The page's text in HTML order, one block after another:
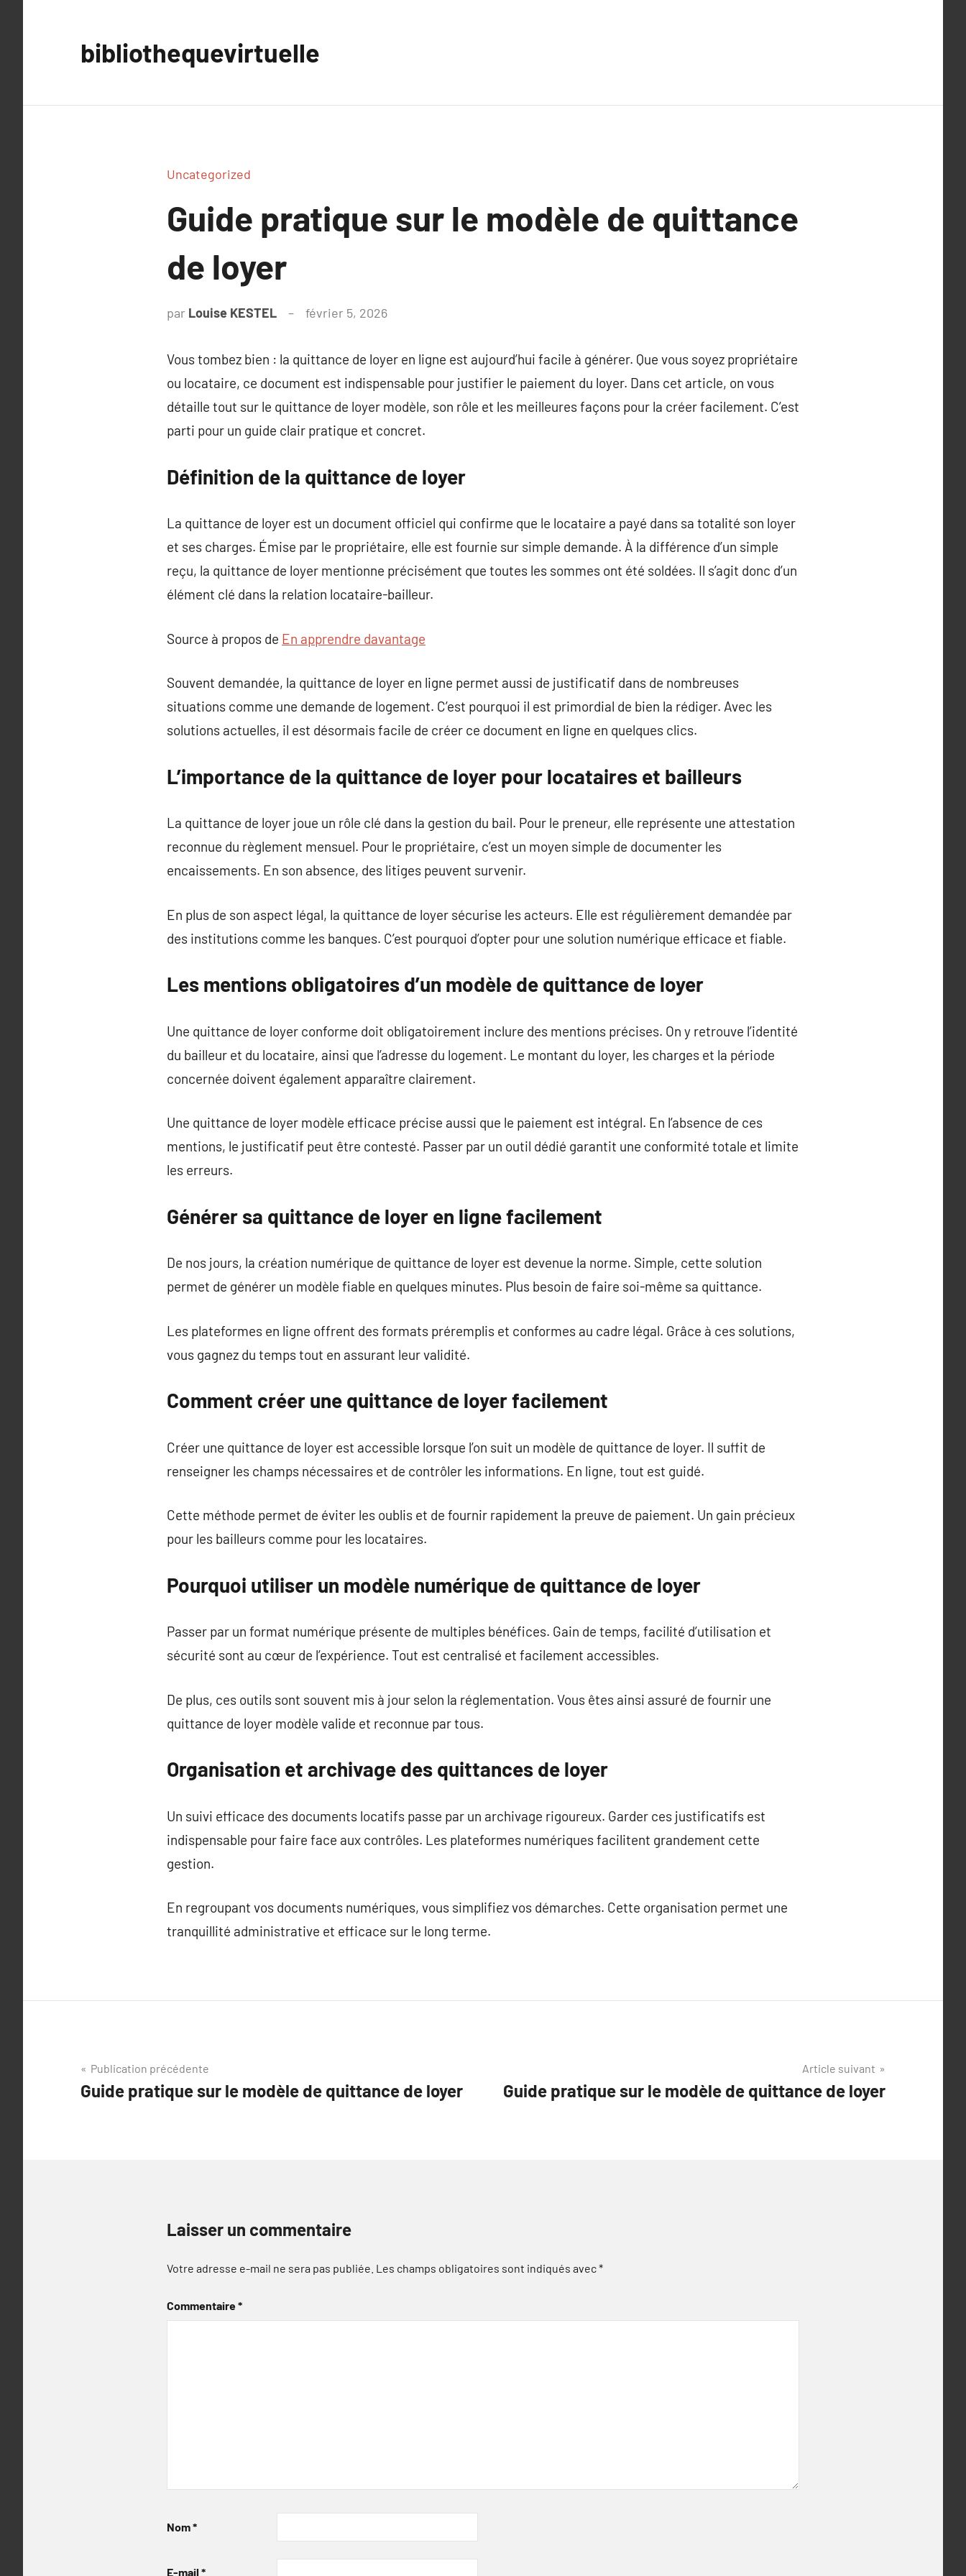
bibliothequevirtuelle
Uncategorized
Guide pratique sur le modèle de quittance
de loyer
par Louise KESTEL février 5, 2026
Vous tombez bien : la quittance de loyer en ligne est aujourd’hui facile à générer. Que vous soyez propriétaire
ou locataire, ce document est indispensable pour justifier le paiement du loyer. Dans cet article, on vous
détaille tout sur le quittance de loyer modèle, son rôle et les meilleures façons pour la créer facilement. C’est
parti pour un guide clair pratique et concret.
Définition de la quittance de loyer
La quittance de loyer est un document officiel qui confirme que le locataire a payé dans sa totalité son loyer
et ses charges. Émise par le propriétaire, elle est fournie sur simple demande. À la différence d’un simple
reçu, la quittance de loyer mentionne précisément que toutes les sommes ont été soldées. Il s’agit donc d’un
élément clé dans la relation locataire-bailleur.
Source à propos de En apprendre davantage
Souvent demandée, la quittance de loyer en ligne permet aussi de justificatif dans de nombreuses
situations comme une demande de logement. C’est pourquoi il est primordial de bien la rédiger. Avec les
solutions actuelles, il est désormais facile de créer ce document en ligne en quelques clics.
L’importance de la quittance de loyer pour locataires et bailleurs
La quittance de loyer joue un rôle clé dans la gestion du bail. Pour le preneur, elle représente une attestation
reconnue du règlement mensuel. Pour le propriétaire, c’est un moyen simple de documenter les
encaissements. En son absence, des litiges peuvent survenir.
En plus de son aspect légal, la quittance de loyer sécurise les acteurs. Elle est régulièrement demandée par
des institutions comme les banques. C’est pourquoi d’opter pour une solution numérique efficace et fiable.
Les mentions obligatoires d’un modèle de quittance de loyer
Une quittance de loyer conforme doit obligatoirement inclure des mentions précises. On y retrouve l’identité
du bailleur et du locataire, ainsi que l’adresse du logement. Le montant du loyer, les charges et la période
concernée doivent également apparaître clairement.
Une quittance de loyer modèle efficace précise aussi que le paiement est intégral. En l’absence de ces
mentions, le justificatif peut être contesté. Passer par un outil dédié garantit une conformité totale et limite
les erreurs.
Générer sa quittance de loyer en ligne facilement
De nos jours, la création numérique de quittance de loyer est devenue la norme. Simple, cette solution
permet de générer un modèle fiable en quelques minutes. Plus besoin de faire soi-même sa quittance.
Les plateformes en ligne offrent des formats préremplis et conformes au cadre légal. Grâce à ces solutions,
vous gagnez du temps tout en assurant leur validité.
Comment créer une quittance de loyer facilement
Créer une quittance de loyer est accessible lorsque l’on suit un modèle de quittance de loyer. Il suffit de
renseigner les champs nécessaires et de contrôler les informations. En ligne, tout est guidé.
Cette méthode permet de éviter les oublis et de fournir rapidement la preuve de paiement. Un gain précieux
pour les bailleurs comme pour les locataires.
Pourquoi utiliser un modèle numérique de quittance de loyer
Passer par un format numérique présente de multiples bénéfices. Gain de temps, facilité d’utilisation et
sécurité sont au cœur de l’expérience. Tout est centralisé et facilement accessibles.
De plus, ces outils sont souvent mis à jour selon la réglementation. Vous êtes ainsi assuré de fournir une
quittance de loyer modèle valide et reconnue par tous.
Organisation et archivage des quittances de loyer
Un suivi efficace des documents locatifs passe par un archivage rigoureux. Garder ces justificatifs est
indispensable pour faire face aux contrôles. Les plateformes numériques facilitent grandement cette
gestion.
En regroupant vos documents numériques, vous simplifiez vos démarches. Cette organisation permet une
tranquillité administrative et efficace sur le long terme.
Navigation
de
Publication précédente
Guide pratique sur le modèle de quittance de loyer
Article suivant
Guide pratique sur le modèle de quittance de loyer
Laisser un commentaire
Votre adresse e-mail ne sera pas publiée. Les champs obligatoires sont indiqués avec*
Commentaire*
Nom*
E-mail *